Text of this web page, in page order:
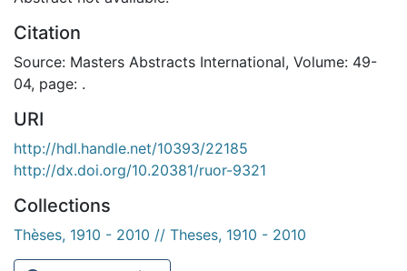
Citation
Source: Masters Abstracts International, Volume: 49-
04, page: .
URI
http://hdl.handle.net/10393/22185
http://dx.doi.org/10.20381/ruor-9321
Collections
Thèses, 1910 - 2010 // Theses, 1910 - 2010